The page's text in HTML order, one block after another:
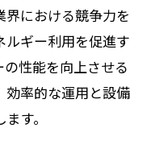
界における競争力を
ルギー利用を促進す
性能を向上させる
効率的な運用と設備
す。